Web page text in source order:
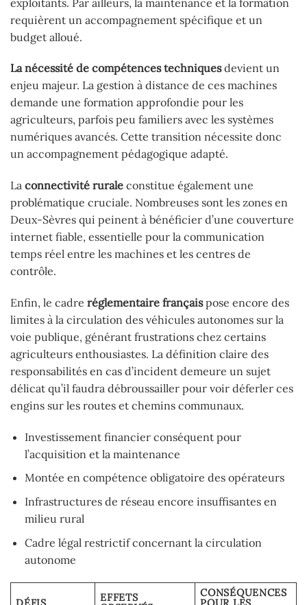
requièrent un accompagnement spécifique et un
budget alloué.
La nécessité de compétences techniquesdevient un
enjeu majeur. La gestion à distance de ces machines
demande une formation approfondie pour les
agriculteurs, parfois peu familiers avec les systèmes
numériques avancés. Cette transition nécessite donc
un accompagnement pédagogique adapté.
La connectivité rurale constitue également une
problématique cruciale. Nombreuses sont les zones en
Deux-Sèvres qui peinent à bénéficier d’une couverture
internet fiable, essentielle pour la communication
temps réel entre les machines et les centres de
contrôle.
Enfin, le cadre réglementaire françaispose encore des
limites à la circulation des véhicules autonomes sur la
voie publique, générant frustrations chez certains
agriculteurs enthousiastes. La définition claire des
responsabilités en cas d’incident demeure un sujet
délicat qu’il faudra débroussailler pour voir déferler ces
engins sur les routes et chemins communaux.
Investissement financier conséquent pour
l’acquisition et la maintenance
Montée en compétence obligatoire des opérateurs
Infrastructures de réseau encore insuffisantes en
milieu rural
Cadre légal restrictif concernant la circulation
autonome
EFFETS
CONSÉQUENCES